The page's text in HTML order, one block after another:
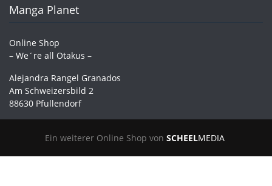
Manga Planet
Online Shop
– We´re all Otakus –
Alejandra Rangel Granados
Am Schweizersbild 2
88630 Pfullendorf
Ein weiterer Online Shop von SCHEELMEDIA